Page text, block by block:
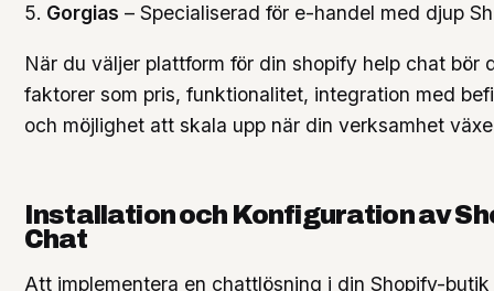
Gorgias – Specialiserad för e-handel med djup
När du väljer plattform för din shopify help chat bör
faktorer som pris, funktionalitet, integration med
och möjlighet att skala upp när din verksamhet
Installation och Konfiguration av
Chat
Att implementera en chattlösning i din Shopify-